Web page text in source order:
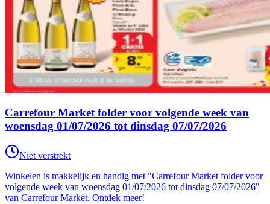
Carrefour Market folder voor volgende week van
woensdag 01/07/2026 tot dinsdag 07/07/2026
Niet verstrekt
Winkelen is makkelijk en handig met "Carrefour Market folder voor
volgende week van woensdag 01/07/2026 tot dinsdag 07/07/2026"
van Carrefour Market. Ontdek meer!